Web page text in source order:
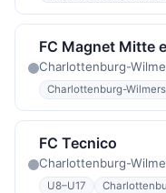
FC Magnet Mitte
Charlottenburg-
Charlottenburg-
FC Tecnico
Charlottenburg-
U8–U17